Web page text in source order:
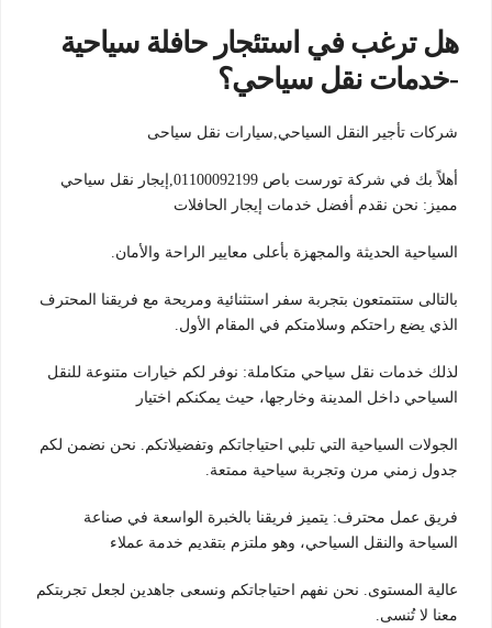
هل ترغب في استئجار حافلة سياحية
-خدمات نقل سياحي؟
شركات تأجير النقل السياحي,سيارات نقل سياحى
أهلاً بك في شركة تورست باص 01100092199,إيجار نقل سياحي
مميز: نحن نقدم أفضل خدمات إيجار الحافلات
السياحية الحديثة والمجهزة بأعلى معايير الراحة والأمان.
بالتالى ستتمتعون بتجربة سفر استثنائية ومريحة مع فريقنا المحترف
الذي يضع راحتكم وسلامتكم في المقام الأول.
لذلك خدمات نقل سياحي متكاملة: نوفر لكم خيارات متنوعة للنقل
السياحي داخل المدينة وخارجها، حيث يمكنكم اختيار
الجولات السياحية التي تلبي احتياجاتكم وتفضيلاتكم. نحن نضمن لكم
جدول زمني مرن وتجربة سياحية ممتعة.
فريق عمل محترف: يتميز فريقنا بالخبرة الواسعة في صناعة
السياحة والنقل السياحي، وهو ملتزم بتقديم خدمة عملاء
عالية المستوى. نحن نفهم احتياجاتكم ونسعى جاهدين لجعل تجربتكم
معنا لا تُنسى.